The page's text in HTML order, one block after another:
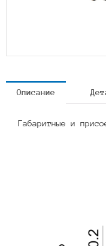
Описание
Габаритные и